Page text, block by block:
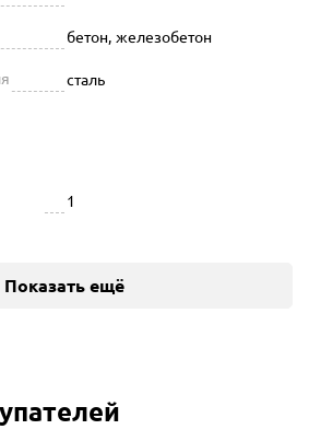
бетон, железобетон
сталь
1
Показать ещё